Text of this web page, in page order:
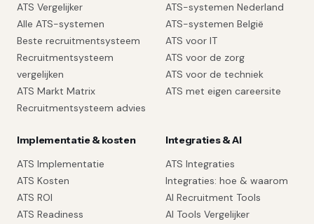
ATS Vergelijker
Alle ATS-systemen
Beste recruitmentsysteem
Recruitmentsysteem
vergelijken
ATS Markt Matrix
Recruitmentsysteem advies
ATS-systemen Nederland
ATS-systemen België
ATS voor IT
ATS voor de zorg
ATS voor de techniek
ATS met eigen careersite
Implementatie & kosten
ATS Implementatie
ATS Kosten
ATS ROI
ATS Readiness
Integraties & AI
ATS Integraties
Integraties: hoe & waarom
AI Recruitment Tools
AI Tools Vergelijker